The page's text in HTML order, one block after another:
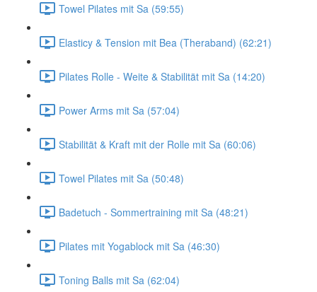
Towel Pilates mit Sa (59:55)
Elasticy & Tension mit Bea (Theraband) (62:21)
Pilates Rolle - Weite & Stabilität mit Sa (14:20)
Power Arms mit Sa (57:04)
Stabilität & Kraft mit der Rolle mit Sa (60:06)
Towel Pilates mit Sa (50:48)
Badetuch - Sommertraining mit Sa (48:21)
Pilates mit Yogablock mit Sa (46:30)
Toning Balls mit Sa (62:04)